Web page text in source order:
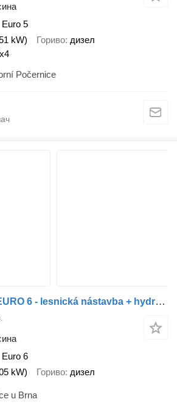
Euro 5
kW) Гориво дизел
Počernice
Volvo FH 540 6x4 EURO 6 - lesnická nástavba + hydraulický jeřáb TAJFUN
Euro 6
kW) Гориво дизел
u Brna